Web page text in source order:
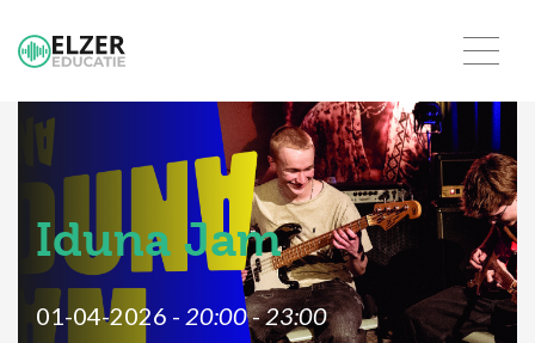
Iduna Jam
01-04-2026 - 20:00-23:00